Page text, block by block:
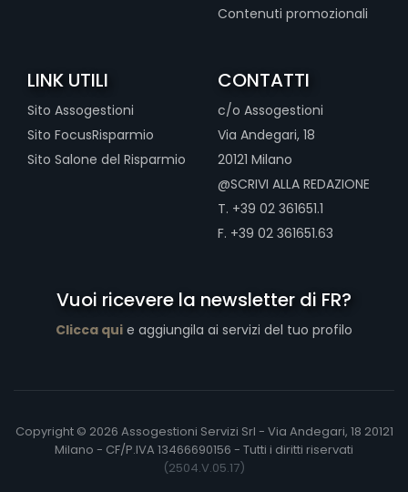
Contenuti promozionali
LINK UTILI
Sito Assogestioni
Sito FocusRisparmio
Sito Salone del Risparmio
CONTATTI
c/o Assogestioni
Via Andegari, 18
20121 Milano
@SCRIVI ALLA REDAZIONE
T. +39 02 361651.1
F. +39 02 361651.63
Vuoi ricevere la newsletter di FR?
Clicca qui e aggiungila ai servizi del tuo profilo
Copyright © 2026 Assogestioni Servizi Srl - Via Andegari, 18 20121
Milano - CF/P.IVA 13466690156 - Tutti i diritti riservati
(2504.V.05.17)